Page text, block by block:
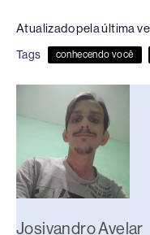
c
e
b
o
o
e
a
d
s
Atualizado pela última
Tags conhecendo você
Josivandro Avelar